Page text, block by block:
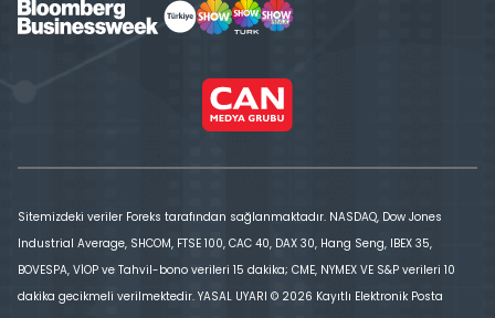
Sitemizdeki veriler Foreks tarafından sağlanmaktadır. NASDAQ, Dow Jones
Industrial Average, SHCOM, FTSE 100, CAC 40, DAX 30, Hang Seng, IBEX 35,
BOVESPA, VİOP ve Tahvil-bono verileri 15 dakika; CME, NYMEX VE S&P verileri 10
dakika gecikmeli verilmektedir. YASAL UYARI © 2026 Kayıtlı Elektronik Posta